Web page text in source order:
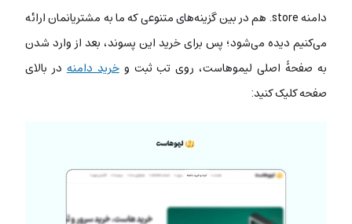
دامنه store. هم در بین گزینه‌های متنوعی که ما به مشتریانمان ارائه
می‌کنیم دیده می‌شود؛ پس برای خرید این پسوند، بعد از وارد شدن
به صفحۀ اصلی لیموهاست، روی تب ثبت وخرید دامنهدر بالای
صفحه کلیک کنید: